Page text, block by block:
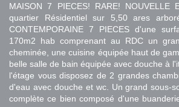
MAISON 7 PIECES! RARE! NOUVELLE
quartier Résidentiel sur 5,50 ares
CONTEMPORAINE 7 PIECES d'une
170m2 hab comprenant au RDC un
cheminée, une cuisine équipée haut de
belle salle de bain équipée avec douche à
l'étage vous disposez de 2 grandes
d'eau avec douche et wc. Un grand sous-
complète ce bien composé d'une